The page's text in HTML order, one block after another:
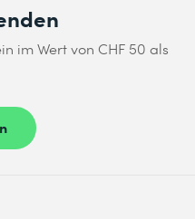
im Wert von CHF 50 als